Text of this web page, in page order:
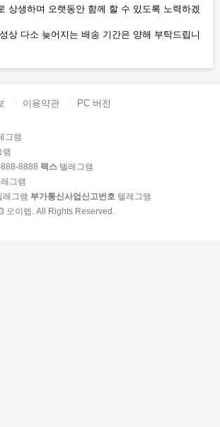
상생하며 오랫동안 함께 할 수 있도록 노력하겠
상 다소 늦어지는 배송 기간은 양해 부탁드립니
이용약관 PC 버전
그램
램
8888 팩스 텔레그램
그램
레그램 부가통신사업신고번호 텔레그램
오이렙. All Rights Reserved.